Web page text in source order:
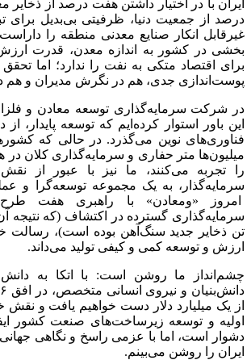
ایران با در اختیار داشتن هفت درصد از ذخایر
درصد از جمعیت دنیا، ظرفیتی بی‌بدیل
غیرقابل انکار صنایع معدنی منطقه را
بخشی در کشور به اندازه معدن، قدرت
برای اقتصاد متکی به نفت را ندارد؛ اما
پوست‌اندازی جدی، هم در نگرش مدیران و
در شرکت سرمایه‌گذاری توسعه معادن و
این باور استوار کرده‌ایم که توسعه پایدار،
فناوری‌های نوین می‌گذرد. در حالی که
میلیون‌ها متر حفاری و سرمایه‌گذاری کلان
را تجربه می‌کنند، ما نیز با عبور از
سرمایه‌گذار، به یک مجموعه توسعه‌گرا و
امروز «ومعادن» با راهبری هفت
تن ذخایر جدید سنگ‌آهن بوده است)، رسالت
ارزش و توسعه کمی و کیفی تولید می‌داند.
چشم‌انداز ما روشن است: با اتکا به
از یک میلیارد دلار دست خواهیم یافت و نقش
اولیه و توسعه زیرساخت‌های صنعت کشور
دشوار است، اما با عزمی راسخ و نگاهی
ایران را روشن می‌بینم.